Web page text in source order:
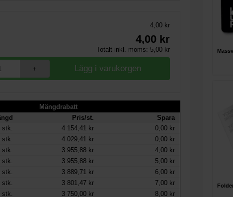
4,00 kr
4,00 kr
Totalt inkl. moms: 5,00kr
+
Mängdrabatt
Pris/st.
Spara
stk. 4 154,41 kr
0,00 kr
stk. 4 029,41 kr
0,00 kr
stk. 3 955,88 kr
4,00 kr
stk. 3 955,88 kr
5,00 kr
stk. 3 889,71 kr
6,00 kr
stk. 3 801,47 kr
7,00 kr
stk. 3 750,00 kr
8,00 kr